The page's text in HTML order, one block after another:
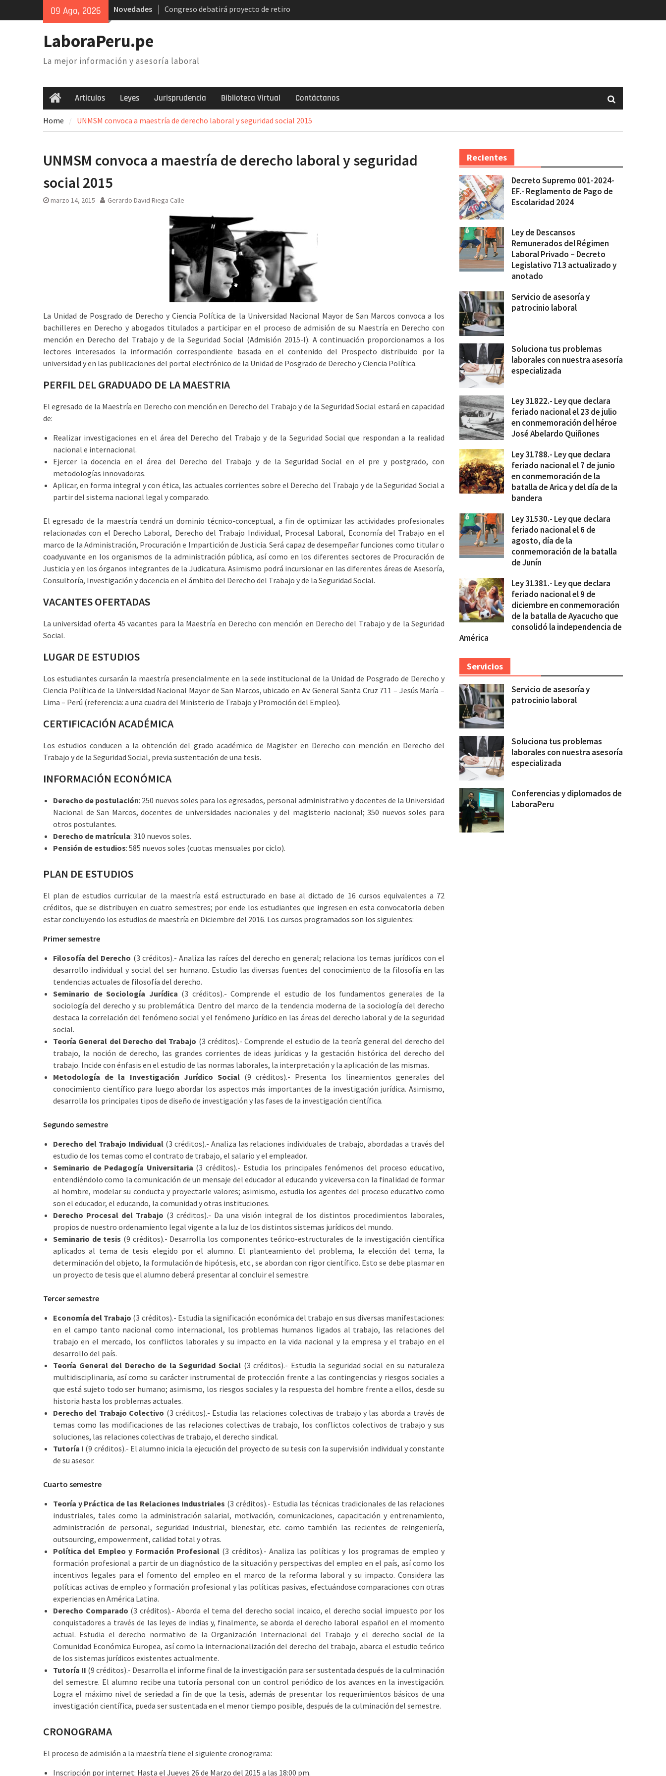
09 Ago, 2026 Novedades
Congreso debatirá proyecto de retiro
AFP. Problema y solución
nacional
necesidad de derogarlo
LaboraPeru.pe
La mejor información y asesoría laboral
HomeArticulos Leyes Jurisprudencia Biblioteca Virtual Contáctanos
Home UNMSM convoca a maestría de derecho laboral y seguridad social 2015
UNMSM convoca a maestría de derecho laboral y seguridad
social 2015
marzo 14, 2015 Gerardo David Riega Calle
La Unidad de Posgrado de Derecho y Ciencia Política de la Universidad Nacional Mayor de San Marcos convoca a los
bachilleres en Derecho y abogados titulados a participar en el proceso de admisión de su Maestría en Derecho con
mención en Derecho del Trabajo y de la Seguridad Social (Admisión 2015-I). A continuación proporcionamos a los
lectores interesados la información correspondiente basada en el contenido del Prospecto distribuido por la
universidad y en las publicaciones del portal electrónico de la Unidad de Posgrado de Derecho y Ciencia Política.
PERFIL DEL GRADUADO DE LA MAESTRIA
El egresado de la Maestría en Derecho con mención en Derecho del Trabajo y de la Seguridad Social estará en capacidad
de:
Realizar investigaciones en el área del Derecho del Trabajo y de la Seguridad Social que respondan a la realidad
nacional e internacional.
Ejercer la docencia en el área del Derecho del Trabajo y de la Seguridad Social en el pre y postgrado, con
metodologías innovadoras.
Aplicar, en forma integral y con ética, las actuales corrientes sobre el Derecho del Trabajo y de la Seguridad Social a
partir del sistema nacional legal y comparado.
El egresado de la maestría tendrá un dominio técnico-conceptual, a fin de optimizar las actividades profesionales
relacionadas con el Derecho Laboral, Derecho del Trabajo Individual, Procesal Laboral, Economía del Trabajo en el
marco de la Administración, Procuración e Impartición de Justicia. Será capaz de desempeñar funciones como titular o
coadyuvante en los organismos de la administración pública, así como en los diferentes sectores de Procuración de
Justicia y en los órganos integrantes de la Judicatura. Asimismo podrá incursionar en las diferentes áreas de Asesoría,
Consultoría, Investigación y docencia en el ámbito del Derecho del Trabajo y de la Seguridad Social.
VACANTES OFERTADAS
La universidad oferta 45 vacantes para la Maestría en Derecho con mención en Derecho del Trabajo y de la Seguridad
Social.
LUGAR DE ESTUDIOS
Los estudiantes cursarán la maestría presencialmente en la sede institucional de la Unidad de Posgrado de Derecho y
Ciencia Política de la Universidad Nacional Mayor de San Marcos, ubicado en Av. General Santa Cruz 711 – Jesús María –
Lima – Perú (referencia: a una cuadra del Ministerio de Trabajo y Promoción del Empleo).
CERTIFICACIÓN ACADÉMICA
Los estudios conducen a la obtención del grado académico de Magister en Derecho con mención en Derecho del
Trabajo y de la Seguridad Social, previa sustentación de una tesis.
INFORMACIÓN ECONÓMICA
Derecho de postulación: 250 nuevos soles para los egresados, personal administrativo y docentes de la Universidad
Nacional de San Marcos, docentes de universidades nacionales y del magisterio nacional; 350 nuevos soles para
otros postulantes.
Derecho de matrícula: 310 nuevos soles.
Pensión de estudios: 585 nuevos soles (cuotas mensuales por ciclo).
PLAN DE ESTUDIOS
El plan de estudios curricular de la maestría está estructurado en base al dictado de 16 cursos equivalentes a 72
créditos, que se distribuyen en cuatro semestres; por ende los estudiantes que ingresen en esta convocatoria deben
estar concluyendo los estudios de maestría en Diciembre del 2016. Los cursos programados son los siguientes:
Primer semestre
Filosofía del Derecho (3 créditos).- Analiza las raíces del derecho en general; relaciona los temas jurídicos con el
desarrollo individual y social del ser humano. Estudio las diversas fuentes del conocimiento de la filosofía en las
tendencias actuales de filosofía del derecho.
Seminario de Sociología Jurídica (3 créditos).- Comprende el estudio de los fundamentos generales de la
sociología del derecho y su problemática. Dentro del marco de la tendencia moderna de la sociología del derecho
destaca la correlación del fenómeno social y el fenómeno jurídico en las áreas del derecho laboral y de la seguridad
social.
Teoría General del Derecho del Trabajo (3 créditos).- Comprende el estudio de la teoría general del derecho del
trabajo, la noción de derecho, las grandes corrientes de ideas jurídicas y la gestación histórica del derecho del
trabajo. Incide con énfasis en el estudio de las normas laborales, la interpretación y la aplicación de las mismas.
Metodología de la Investigación Jurídico Social(9 créditos).- Presenta los lineamientos generales del
conocimiento científico para luego abordar los aspectos más importantes de la investigación jurídica. Asimismo,
desarrolla los principales tipos de diseño de investigación y las fases de la investigación científica.
Segundo semestre
Derecho del Trabajo Individual(3 créditos).- Analiza las relaciones individuales de trabajo, abordadas a través del
estudio de los temas como el contrato de trabajo, el salario y el empleador.
Seminario de Pedagogía Universitaria (3 créditos).- Estudia los principales fenómenos del proceso educativo,
entendiéndolo como la comunicación de un mensaje del educador al educando y viceversa con la finalidad de formar
al hombre, modelar su conducta y proyectarle valores; asimismo, estudia los agentes del proceso educativo como
son el educador, el educando, la comunidad y otras instituciones.
Derecho Procesal del Trabajo (3 créditos).- Da una visión integral de los distintos procedimientos laborales,
propios de nuestro ordenamiento legal vigente a la luz de los distintos sistemas jurídicos del mundo.
Seminario de tesis (9 créditos).- Desarrolla los componentes teórico-estructurales de la investigación científica
aplicados al tema de tesis elegido por el alumno. El planteamiento del problema, la elección del tema, la
determinación del objeto, la formulación de hipótesis, etc., se abordan con rigor científico. Esto se debe plasmar en
un proyecto de tesis que el alumno deberá presentar al concluir el semestre.
Tercer semestre
Economía del Trabajo (3 créditos).- Estudia la significación económica del trabajo en sus diversas manifestaciones:
en el campo tanto nacional como internacional, los problemas humanos ligados al trabajo, las relaciones del
trabajo en el mercado, los conflictos laborales y su impacto en la vida nacional y la empresa y el trabajo en el
desarrollo del país.
Teoría General del Derecho de la Seguridad Social(3 créditos).- Estudia la seguridad social en su naturaleza
multidisciplinaria, así como su carácter instrumental de protección frente a las contingencias y riesgos sociales a
que está sujeto todo ser humano; asimismo, los riesgos sociales y la respuesta del hombre frente a ellos, desde su
historia hasta los problemas actuales.
Derecho del Trabajo Colectivo (3 créditos).- Estudia las relaciones colectivas de trabajo y las aborda a través de
temas como las modificaciones de las relaciones colectivas de trabajo, los conflictos colectivos de trabajo y sus
soluciones, las relaciones colectivas de trabajo, el derecho sindical.
Tutoría I (9 créditos).- El alumno inicia la ejecución del proyecto de su tesis con la supervisión individual y constante
de su asesor.
Cuarto semestre
Teoría y Práctica de las Relaciones Industriales (3 créditos).- Estudia las técnicas tradicionales de las relaciones
industriales, tales como la administración salarial, motivación, comunicaciones, capacitación y entrenamiento,
administración de personal, seguridad industrial, bienestar, etc. como también las recientes de reingeniería,
outsourcing, empowerment, calidad total y otras.
Política del Empleo y Formación Profesional(3 créditos).- Analiza las políticas y los programas de empleo y
formación profesional a partir de un diagnóstico de la situación y perspectivas del empleo en el país, así como los
incentivos legales para el fomento del empleo en el marco de la reforma laboral y su impacto. Considera las
políticas activas de empleo y formación profesional y las políticas pasivas, efectuándose comparaciones con otras
experiencias en América Latina.
Derecho Comparado (3 créditos).- Aborda el tema del derecho social incaico, el derecho social impuesto por los
conquistadores a través de las leyes de indias y, finalmente, se aborda el derecho laboral español en el momento
actual. Estudia el derecho normativo de la Organización Internacional del Trabajo y el derecho social de la
Comunidad Económica Europea, así como la internacionalización del derecho del trabajo, abarca el estudio teórico
de los sistemas jurídicos existentes actualmente.
Tutoría II (9 créditos).- Desarrolla el informe final de la investigación para ser sustentada después de la culminación
del semestre. El alumno recibe una tutoría personal con un control periódico de los avances en la investigación.
Logra el máximo nivel de seriedad a fin de que la tesis, además de presentar los requerimientos básicos de una
investigación científica, pueda ser sustentada en el menor tiempo posible, después de la culminación del semestre.
CRONOGRAMA
El proceso de admisión a la maestría tiene el siguiente cronograma:
Inscripción por internet: Hasta el Jueves 26 de Marzo del 2015 a las 18:00 pm.
Recientes
Decreto Supremo 001-2024-
EF.- Reglamento de Pago de
Escolaridad 2024
Ley de Descansos
Remunerados del Régimen
Laboral Privado – Decreto
Legislativo 713 actualizado y
anotado
Servicio de asesoría y
patrocinio laboral
Soluciona tus problemas
laborales con nuestra asesoría
especializada
Ley 31822.- Ley que declara
feriado nacional el 23 de julio
en conmemoración del héroe
José Abelardo Quiñones
Ley 31788.- Ley que declara
feriado nacional el 7 de junio
en conmemoración de la
batalla de Arica y del día de la
bandera
Ley 31530.- Ley que declara
feriado nacional el 6 de
agosto, día de la
conmemoración de la batalla
de Junín
Ley 31381.- Ley que declara
feriado nacional el 9 de
diciembre en conmemoración
de la batalla de Ayacucho que
consolidó la independencia de
América
Servicios
Servicio de asesoría y
patrocinio laboral
Soluciona tus problemas
laborales con nuestra asesoría
especializada
Conferencias y diplomados de
LaboraPeru